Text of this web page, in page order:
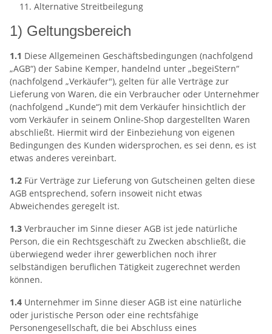
Alternative Streitbeilegung
1) Geltungsbereich
1.1 Diese Allgemeinen Geschäftsbedingungen (nachfolgend
„AGB“) der Sabine Kemper, handelnd unter „begeiStern“
(nachfolgend „Verkäufer"), gelten für alle Verträge zur
Lieferung von Waren, die ein Verbraucher oder Unternehmer
(nachfolgend „Kunde“) mit dem Verkäufer hinsichtlich der
vom Verkäufer in seinem Online-Shop dargestellten Waren
abschließt. Hiermit wird der Einbeziehung von eigenen
Bedingungen des Kunden widersprochen, es sei denn, es ist
etwas anderes vereinbart.
1.2 Für Verträge zur Lieferung von Gutscheinen gelten diese
AGB entsprechend, sofern insoweit nicht etwas
Abweichendes geregelt ist.
1.3 Verbraucher im Sinne dieser AGB ist jede natürliche
Person, die ein Rechtsgeschäft zu Zwecken abschließt, die
überwiegend weder ihrer gewerblichen noch ihrer
selbständigen beruflichen Tätigkeit zugerechnet werden
können.
1.4 Unternehmer im Sinne dieser AGB ist eine natürliche
oder juristische Person oder eine rechtsfähige
Personengesellschaft, die bei Abschluss eines